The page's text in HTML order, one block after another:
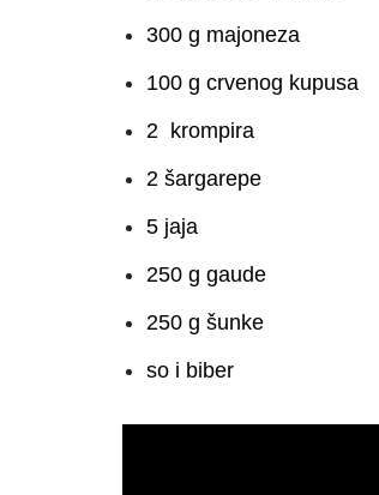
300 g majoneza
100 g crvenog kupusa
2 krompira
2 šargarepe
5 jaja
250 g gaude
250 g šunke
so i biber